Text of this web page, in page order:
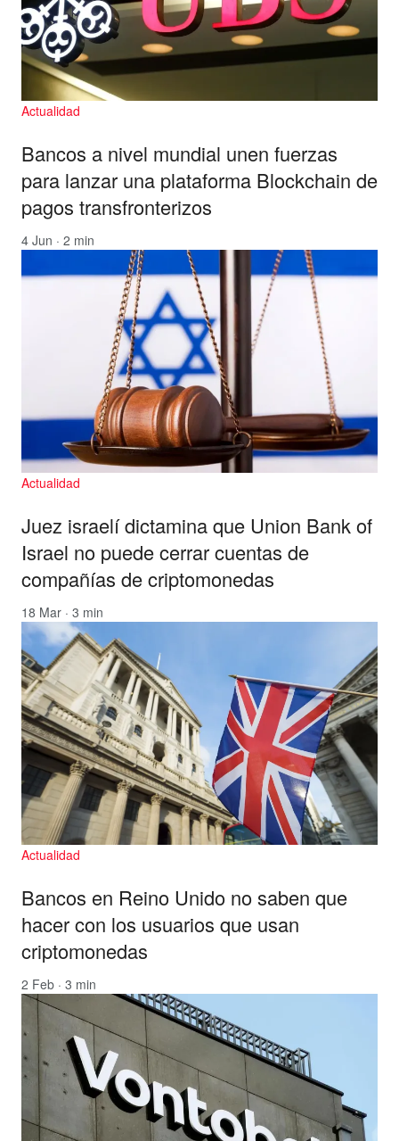
Actualidad
Bancos a nivel mundial unen fuerzas
para lanzar una plataforma Blockchain de
pagos transfronterizos
4 Jun · 2 min
Actualidad
Juez israelí dictamina que Union Bank of
Israel no puede cerrar cuentas de
compañías de criptomonedas
18 Mar · 3 min
Actualidad
Bancos en Reino Unido no saben que
hacer con los usuarios que usan
criptomonedas
2 Feb · 3 min